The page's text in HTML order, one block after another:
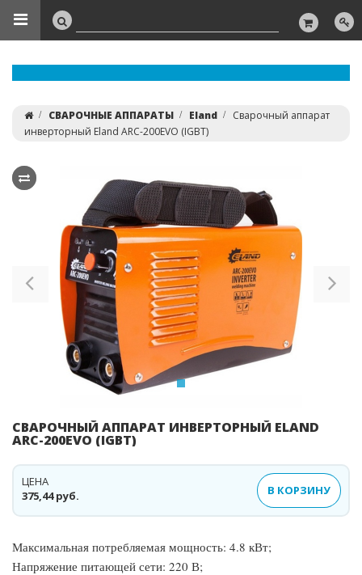
СВАРОЧНЫЕ АППАРАТЫ Eland
Сварочный аппарат
инверторный Eland ARC-200EVO (IGBT)
Previous
СВАРОЧНЫЙ АППАРАТ ИНВЕРТОРНЫЙ ELAND
ARC-200EVO (IGBT)
375,44 руб.
ЦЕНА
В КОРЗИНУ
Максимальная потребляемая мощность: 4.8 кВт;
Напряжение питающей сети: 220 В;